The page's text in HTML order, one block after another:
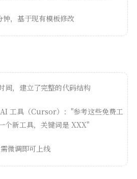
钟，基于现有模板修改
间，建立了完整的代码结构
工具（Cursor）："参考这些免费工
个新工具，关键词是 XXX"
微调即可上线